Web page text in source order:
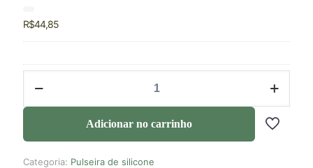
R$44,85
Adicionar no carrinho
Categoria: Pulseira de silicone